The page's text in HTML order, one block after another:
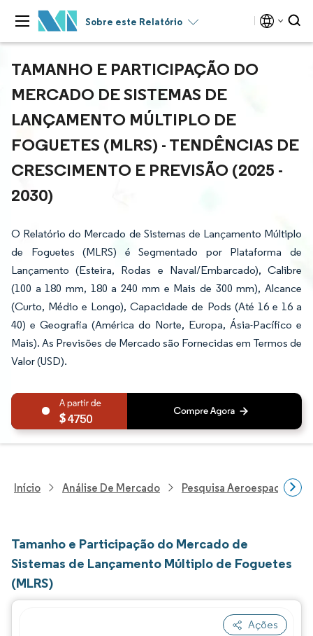
Sobre este Relatório
TAMANHO E PARTICIPAÇÃO DO
MERCADO DE SISTEMAS DE
LANÇAMENTO MÚLTIPLO DE
FOGUETES (MLRS) - TENDÊNCIAS DE
CRESCIMENTO E PREVISÃO (2025 -
2030)
O Relatório do Mercado de Sistemas de Lançamento Múltiplo
de Foguetes (MLRS) é Segmentado por Plataforma de
Lançamento (Esteira, Rodas e Naval/Embarcado), Calibre
(100 a 180 mm, 180 a 240 mm e Mais de 300 mm), Alcance
(Curto, Médio e Longo), Capacidade de Pods (Até 16 e 16 a
40) e Geografia (América do Norte, Europa, Ásia-Pacífico e
Mais). As Previsões de Mercado são Fornecidas em Termos de
Valor (USD).
4750
Início Análise De Mercado Pesquisa Aeroespacial E
Tamanho e Participação do Mercado de
Sistemas de Lançamento Múltiplo de Foguetes
(MLRS)
Ações